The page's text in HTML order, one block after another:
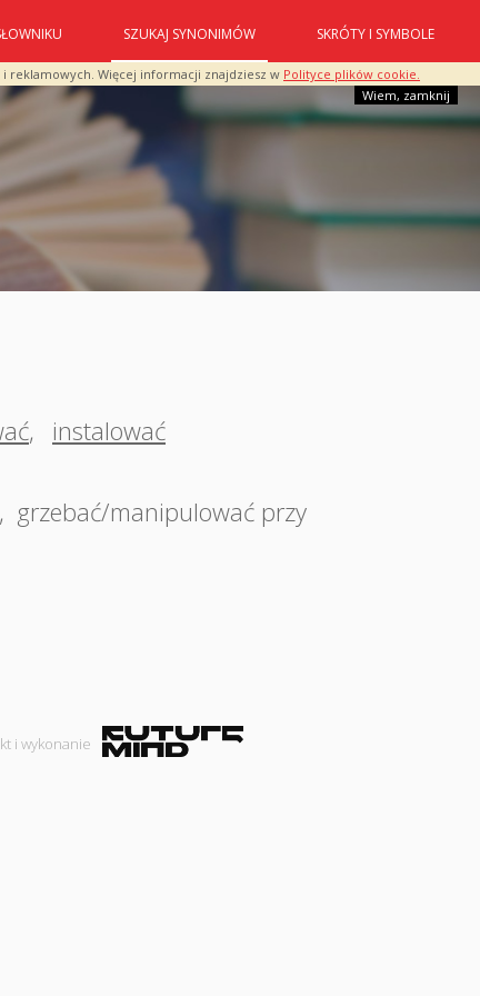
reklamowych. Więcej informacji znajdziesz w Polityce plików cookie.
Wiem, zamknij
SZUKAJ SYNONIMÓW SKRÓTY I SYMBOLE
, instalować
, grzebać/manipulować przy
i wykonanie